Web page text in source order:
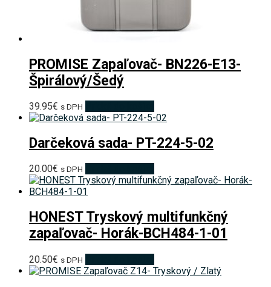
PROMISE Zapaľovač- BN226-E13-
Špirálový/Šedý
39.95€ s DPH
Darčeková sada- PT-224-5-02
20.00€ s DPH
HONEST Tryskový multifunkčný
zapaľovač- Horák-BCH484-1-01
20.50€ s DPH